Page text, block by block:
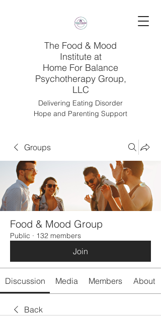
The Food & Mood
Institute at
Home For Balance
Psychotherapy Group,
LLC
Delivering Eating Disorder
Hope and Parenting Support
Groups
Food & Mood Group
Public · 132 members
Join
Discussion Media Members About
Back